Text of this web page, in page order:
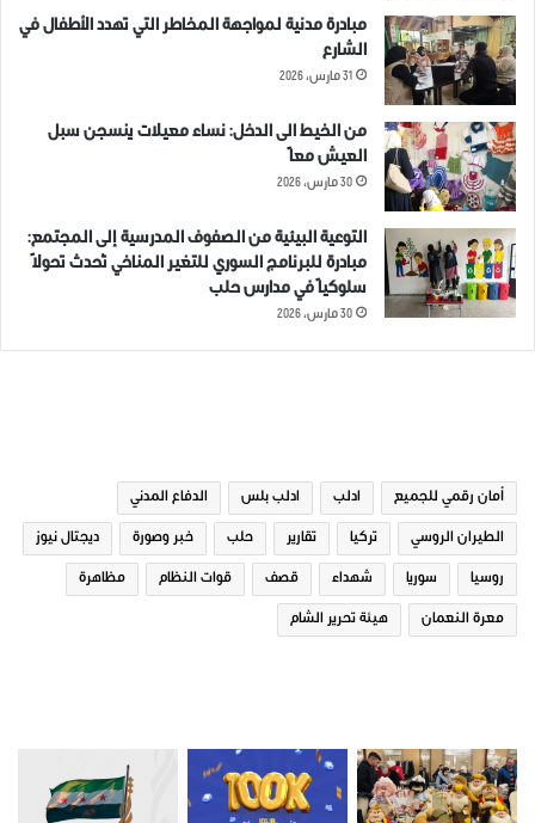
مبادرة مدنية لمواجهة المخاطر التي تهدد الأطفال في
الشارع
31 مارس، 2026
من الخيط الى الدخل: نساء معيلات ينسجن سبل
العيش معاً
30 مارس، 2026
التوعية البيئية من الصفوف المدرسية إلى المجتمع:
مبادرة للبرنامج السوري للتغير المناخي تُحدث تحولاً
سلوكياً في مدارس حلب
30 مارس، 2026
أمان رقمي للجميع ادلب ادلب بلس الدفاع المدني
الطيران الروسي تركيا تقارير حلب خبر وصورة ديجتال نيوز
روسيا سوريا شهداء قصف قوات النظام مظاهرة
معرة النعمان هيئة تحرير الشام